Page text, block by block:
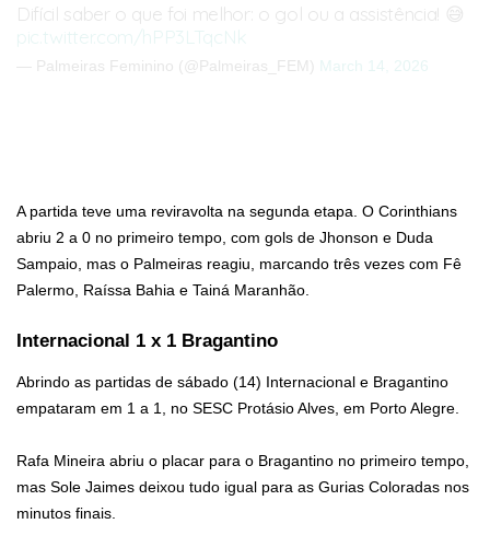
Difícil saber o que foi melhor: o gol ou a assistência! 😅
pic.twitter.com/hPP3LTqcNk
— Palmeiras Feminino (@Palmeiras_FEM) March 14, 2026
A partida teve uma reviravolta na segunda etapa. O Corinthians
abriu 2 a 0 no primeiro tempo, com gols de Jhonson e Duda
Sampaio, mas o Palmeiras reagiu, marcando três vezes com Fê
Palermo, Raíssa Bahia e Tainá Maranhão.
Internacional 1 x 1 Bragantino
Abrindo as partidas de sábado (14) Internacional e Bragantino
empataram em 1 a 1, no SESC Protásio Alves, em Porto Alegre.
Rafa Mineira abriu o placar para o Bragantino no primeiro tempo,
mas Sole Jaimes deixou tudo igual para as Gurias Coloradas nos
minutos finais.